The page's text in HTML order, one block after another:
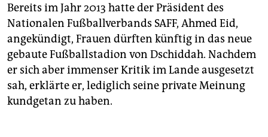
Bereits im Jahr 2013 hatte der Präsident des
Nationalen Fußballverbands SAFF, Ahmed Eid,
angekündigt, Frauen dürften künftig in das neue
gebaute Fußballstadion von Dschiddah. Nachdem
er sich aber immenser Kritik im Lande ausgesetzt
sah, erklärte er, lediglich seine private Meinung
kundgetan zu haben.